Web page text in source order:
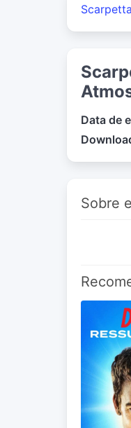
Scarpetta
Data de
Sobre